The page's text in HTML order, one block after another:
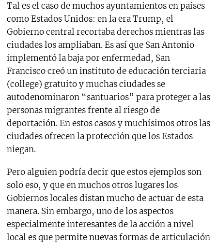
Tal es el caso de muchos ayuntamientos en países
como Estados Unidos: en la era Trump, el
Gobierno central recortaba derechos mientras las
ciudades los ampliaban. Es así que San Antonio
implementó la baja por enfermedad, San
Francisco creó un instituto de educación terciaria
(college) gratuito y muchas ciudades se
autodenominaron “santuarios” para proteger a las
personas migrantes frente al riesgo de
deportación. En estos casos y muchísimos otros las
ciudades ofrecen la protección que los Estados
niegan.
Pero alguien podría decir que estos ejemplos son
solo eso, y que en muchos otros lugares los
Gobiernos locales distan mucho de actuar de esta
manera. Sin embargo, uno de los aspectos
especialmente interesantes de la acción a nivel
local es que permite nuevas formas de articulación